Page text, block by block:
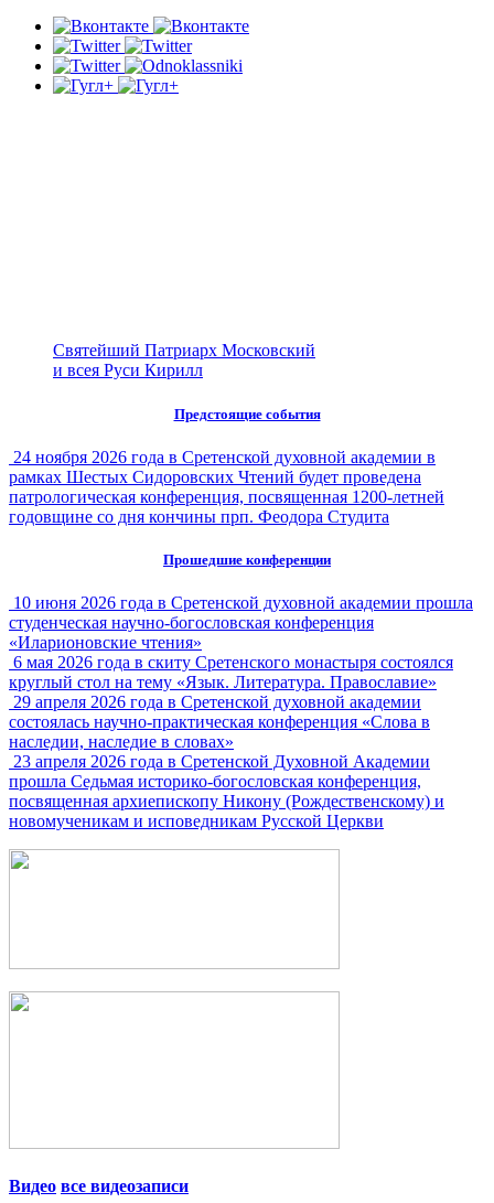
Святейший Патриарх Московский
и всея Руси Кирилл
Предстоящие события
24 ноября 2026 года в Сретенской духовной академии в
рамках Шестых Сидоровских Чтений будет проведена
патрологическая конференция, посвященная 1200-летней
годовщине со дня кончины прп. Феодора Студита
Прошедшие конференции
10 июня 2026 года в Сретенской духовной академии прошла
студенческая научно-богословская конференция
«Иларионовские чтения»
6 мая 2026 года в скиту Сретенского монастыря состоялся
круглый стол на тему «Язык. Литература. Православие»
29 апреля 2026 года в Сретенской духовной академии
состоялась научно-практическая конференция «Слова в
наследии, наследие в словах»
23 апреля 2026 года в Сретенской Духовной Академии
прошла Седьмая историко-богословская конференция,
посвященная архиепископу Никону (Рождественскому) и
новомученикам и исповедникам Русской Церкви
Видео все видеозаписи